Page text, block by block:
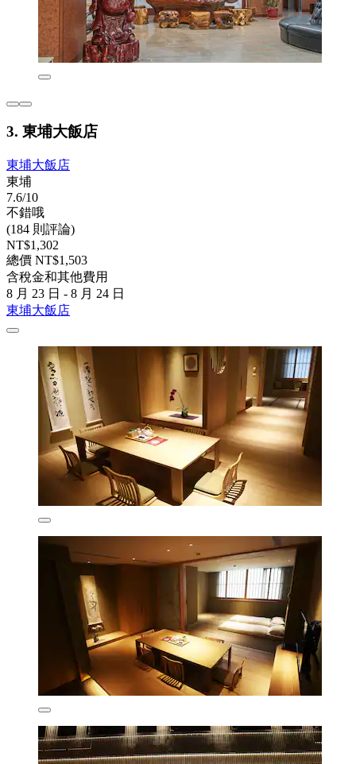
3. 東埔大飯店
東埔大飯店
東埔
7.6/10
不錯哦
(184 則評論)
NT$1,302
總價 NT$1,503
含稅金和其他費用
8 月 23 日 - 8 月 24 日
東埔大飯店